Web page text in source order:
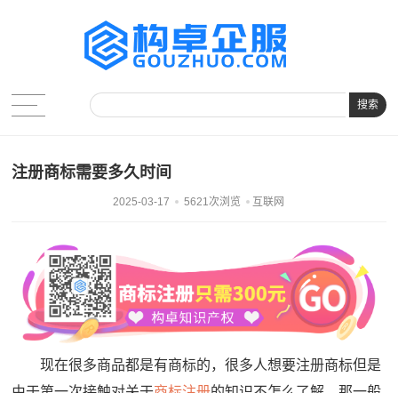
搜索
注册商标需要多久时间
2025-03-17 5621次浏览 互联网
现在很多商品都是有商标的，很多人想要注册商标但是